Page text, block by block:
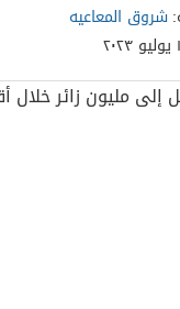
شروق المعاعيه